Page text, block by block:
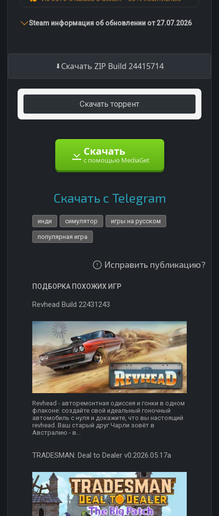
Steam информация об обновлении от 27.07.2026
Скачать ZIP Build 24415714
Скачать торрент
Скачать
с помощью MediaGet
Скачать с Telegram
инди симулятор игры на русском
популярная игра
Исправить публикацию?
ПОДБОРКА ПОХОЖИХ ИГР
Revhead Build 22431243
Revhead - авторемонтная одиссея и гонки в одном
флаконе: создайте свой идеальный гоночный
автомобиль с нуля и докажите, что вы настоящий
revhead. Ваш старый друг Чарли зовёт в
Австралию - в...
TRADESMAN: Deal to Dealer v0.2026.05.17a